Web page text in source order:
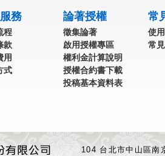
務
程
款
用
式
論著授權
徵集論著
啟用授權專區
權利金計算說明
授權合約書下載
投稿基本資料表
常
使
常
104 台北市中山區